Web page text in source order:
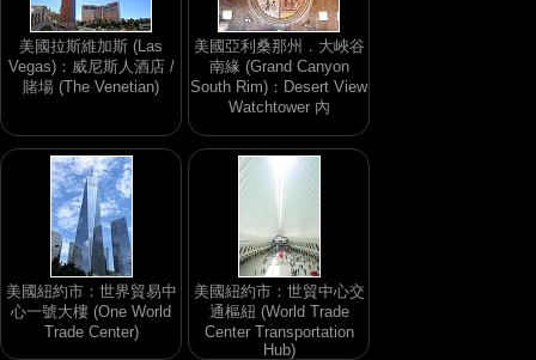
美國拉斯維加斯 (Las
Vegas)：威尼斯人酒店 /
賭場 (The Venetian)
美國亞利桑那州．大峽谷
南緣 (Grand Canyon
South Rim)：Desert View
Watchtower 內
美國紐約市：世界貿易中
心一號大樓 (One World
Trade Center)
美國紐約市：世貿中心交
通樞紐 (World Trade
Center Transportation
Hub)